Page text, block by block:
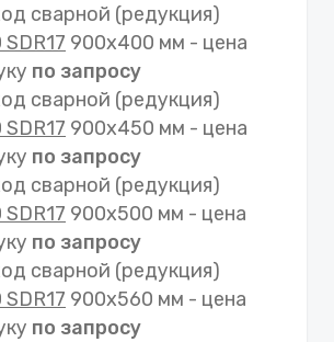
сварной (редукция)
900х400 мм - цена
по запросу
сварной (редукция)
900х450 мм - цена
по запросу
сварной (редукция)
900х500 мм - цена
по запросу
сварной (редукция)
900х560 мм - цена
по запросу